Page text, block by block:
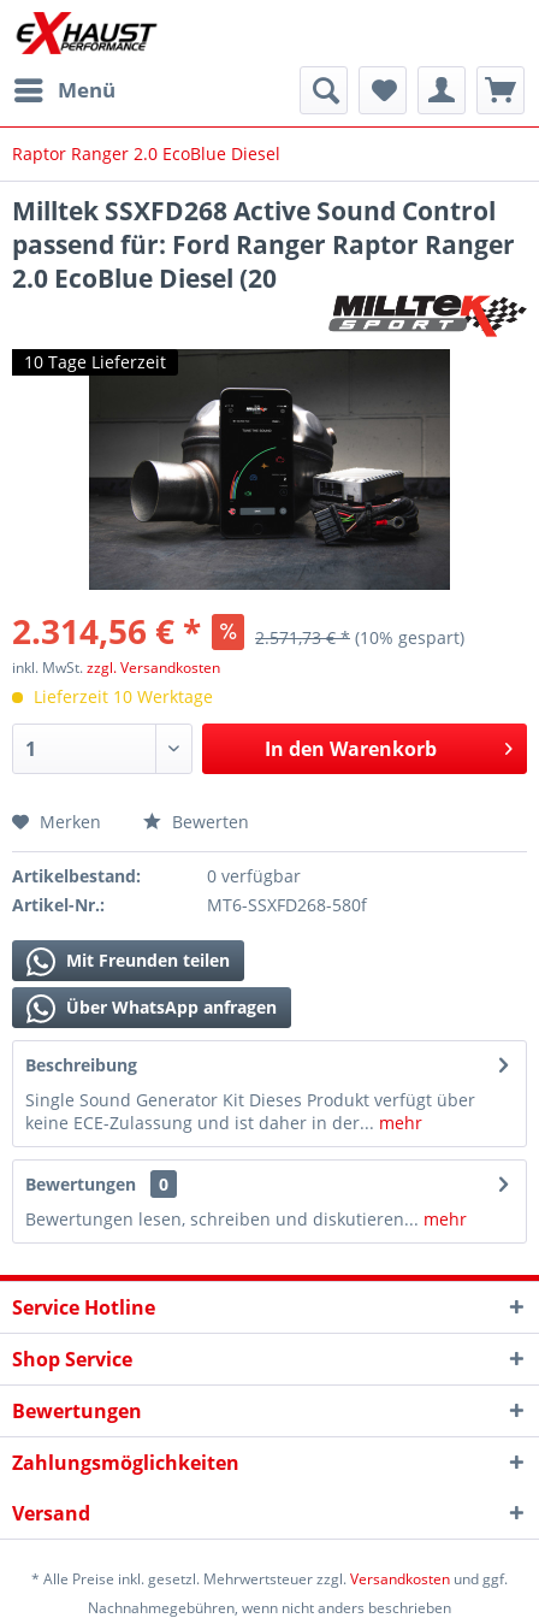
Menü
Raptor Ranger 2.0 EcoBlue Diesel
Milltek SSXFD268 Active Sound Control
passend für: Ford Ranger Raptor Ranger
2.0 EcoBlue Diesel (20
10 Tage Lieferzeit
2.314,56 € * 2.571,73 € * (10% gespart)
inkl. MwSt.zzgl. Versandkosten
Lieferzeit 10 Werktage
In den Warenkorb
Merken Bewerten
Artikelbestand:
0 verfügbar
Artikel-Nr.:
MT6-SSXFD268-580f
Mit Freunden teilen
Über WhatsApp anfragen
Beschreibung
Single Sound Generator Kit Dieses Produkt verfügt über
keine ECE-Zulassung und ist daher in der... mehr
Bewertungen
0
Bewertungen lesen, schreiben und diskutieren... mehr
Service Hotline
Shop Service
Bewertungen
Zahlungsmöglichkeiten
Versand
* Alle Preise inkl. gesetzl. Mehrwertsteuer zzgl.Versandkosten und ggf.
Nachnahmegebühren, wenn nicht anders beschrieben